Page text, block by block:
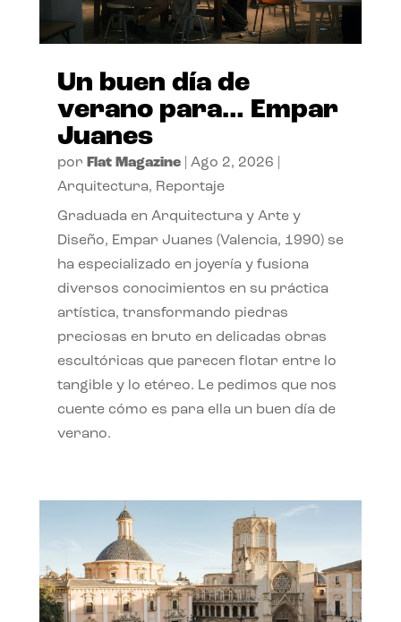
Un buen día de
verano para… Empar
Juanes
por Flat Magazine| Ago 2, 2026
Arquitectura, Reportaje
Graduada en Arquitectura y Arte y
Diseño, Empar Juanes (Valencia, 1990) se
ha especializado en joyería y fusiona
diversos conocimientos en su práctica
artística, transformando piedras
preciosas en bruto en delicadas obras
escultóricas que parecen flotar entre lo
tangible y lo etéreo. Le pedimos que nos
cuente cómo es para ella un buen día de
verano.